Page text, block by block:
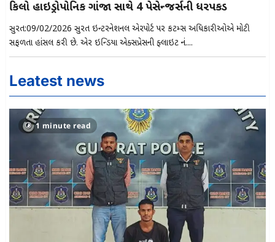
કિલો હાઇડ્રોપોનિક ગાંજા સાથે 4 પેસેન્જર્સની ધરપકડ
સુરત:09/02/2026 સુરત ઇન્ટરનેશનલ એરપોર્ટ પર કસ્ટમ્સ અધિકારીઓએ મોટી
સફળતા હાંસલ કરી છે. એર ઇન્ડિયા એક્સપ્રેસની ફ્લાઇટ નં....
Leatest news
1 minute read